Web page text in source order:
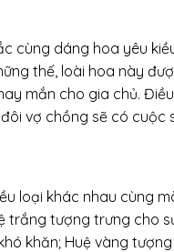
cùng dáng hoa yêu
thế, loài hoa này
mắn cho gia chủ.
vợ chồng sẽ có cuộc
loại khác nhau cùng
trắng tượng trưng cho
khăn; Huệ vàng